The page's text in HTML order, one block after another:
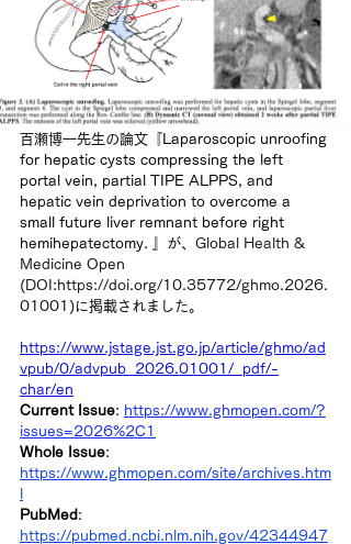
百瀬博一先生の論文『 Laparoscopic unroofing
for hepatic cysts compressing the left
portal vein, partial TIPE ALPPS, and
hepatic vein deprivation to overcome a
small future liver remnant before right
hemihepatectomy. 』 が、Global Health &
Medicine Open
(DOI: https://doi.org/10.35772/ghmo.2026.
01001)に掲載されました。
https://www.jstage.jst.go.jp/article/ghmo/ad
vpub/0/advpub_2026.01001/_pdf/-
char/en
Current Issue: https://www.ghmopen.com/?
issues=2026%2C1
Whole Issue:
https://www.ghmopen.com/site/archives.htm
PubMed :
https://pubmed.ncbi.nlm.nih.gov/42344947